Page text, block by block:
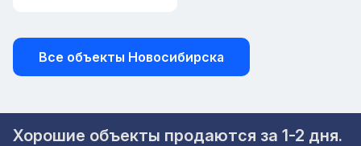
Все объекты Новосибирска
Хорошие объекты продаются за 1-2 дня.